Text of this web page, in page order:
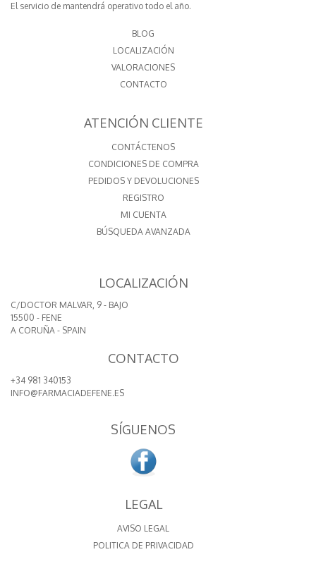
El servicio de mantendrá operativo todo el año.
BLOG
LOCALIZACIÓN
VALORACIONES
CONTACTO
ATENCIÓN CLIENTE
CONTÁCTENOS
CONDICIONES DE COMPRA
PEDIDOS Y DEVOLUCIONES
REGISTRO
MI CUENTA
BÚSQUEDA AVANZADA
LOCALIZACIÓN
C/DOCTOR MALVAR, 9 - BAJO
15500 - FENE
A CORUÑA - SPAIN
CONTACTO
+34 981 340153
INFO@FARMACIADEFENE.ES
SÍGUENOS
LEGAL
AVISO LEGAL
POLITICA DE PRIVACIDAD